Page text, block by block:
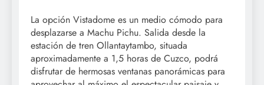
La opción Vistadome es un medio cómodo para
desplazarse a Machu Pichu. Salida desde la
estación de tren Ollantaytambo, situada
aproximadamente a 1,5 horas de Cuzco, podrá
disfrutar de hermosas ventanas panorámicas para